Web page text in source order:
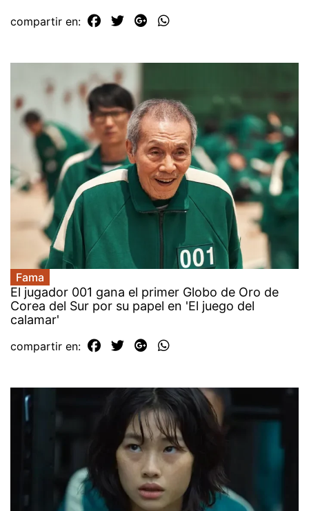
compartir en:
Fama
El jugador 001 gana el primer Globo de Oro de
Corea del Sur por su papel en 'El juego del
calamar'
compartir en: